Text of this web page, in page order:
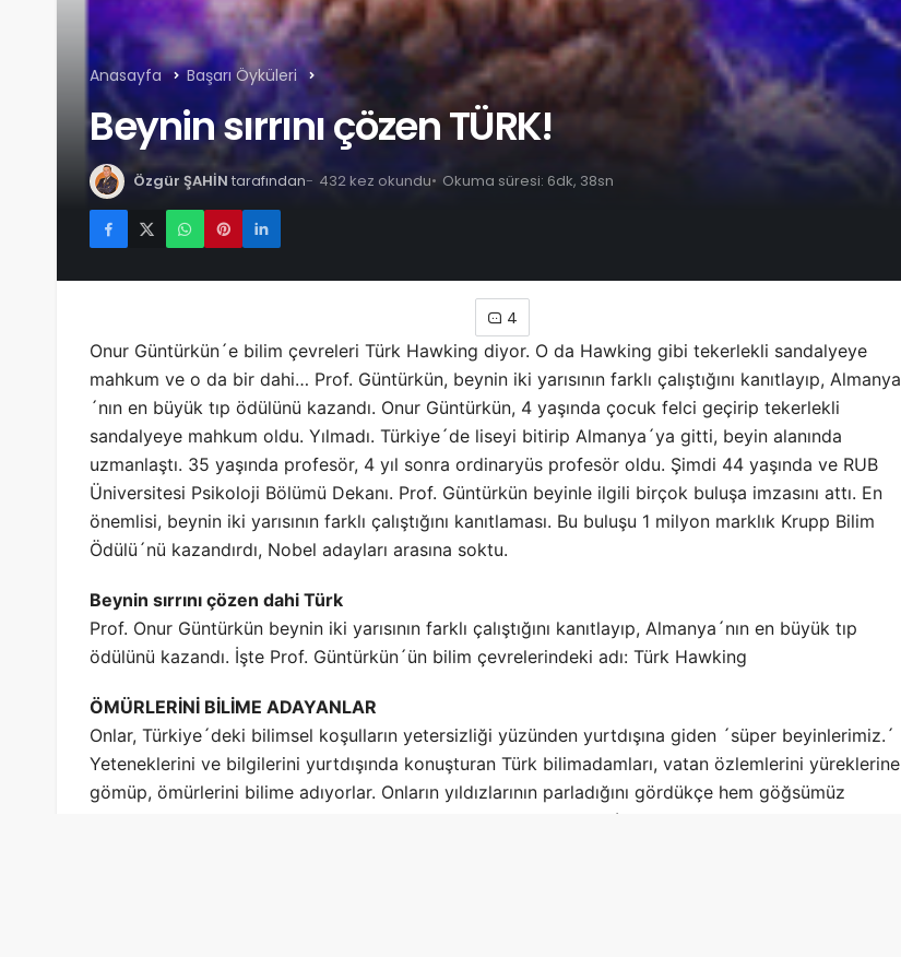
Anasayfa Başarı Öyküleri
Beynin sırrını çözen TÜRK!
Özgür ŞAHİN tarafından 432 kez okundu Okuma süresi: 6dk, 38sn
4
Onur Güntürkün´e bilim çevreleri Türk Hawking diyor. O da Hawking gibi tekerlekli sandalyeye
mahkum ve o da bir dahi… Prof. Güntürkün, beynin iki yarısının farklı çalıştığını kanıtlayıp, Almanya
´nın en büyük tıp ödülünü kazandı. Onur Güntürkün, 4 yaşında çocuk felci geçirip tekerlekli
sandalyeye mahkum oldu. Yılmadı. Türkiye´de liseyi bitirip Almanya´ya gitti, beyin alanında
uzmanlaştı. 35 yaşında profesör, 4 yıl sonra ordinaryüs profesör oldu. Şimdi 44 yaşında ve RUB
Üniversitesi Psikoloji Bölümü Dekanı. Prof. Güntürkün beyinle ilgili birçok buluşa imzasını attı. En
önemlisi, beynin iki yarısının farklı çalıştığını kanıtlaması. Bu buluşu 1 milyon marklık Krupp Bilim
Ödülü´nü kazandırdı, Nobel adayları arasına soktu.
Beynin sırrını çözen dahi Türk
Prof. Onur Güntürkün beynin iki yarısının farklı çalıştığını kanıtlayıp, Almanya´nın en büyük tıp
ödülünü kazandı. İşte Prof. Güntürkün´ün bilim çevrelerindeki adı: Türk Hawking
ÖMÜRLERİNİ BİLİME ADAYANLAR
Onlar, Türkiye´deki bilimsel koşulların yetersizliği yüzünden yurtdışına giden ´süper beyinlerimiz.´
Yeteneklerini ve bilgilerini yurtdışında konuşturan Türk bilimadamları, vatan özlemlerini yüreklerine
gömüp, ömürlerini bilime adıyorlar. Onların yıldızlarının parladığını gördükçe hem göğsümüz
kabarıyor, hem de içimiz burkuluyor. Çünkü bu örnekler Türkiye´nin acı bir gerçeğini gözler önüne